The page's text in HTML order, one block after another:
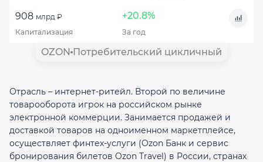
908 млрд ₽ +20.8%
Капитализация За год
OZON Потребительский цикличный
Отрасль – интернет-ритейл. Второй по величине
товарооборота игрок на российском рынке
электронной коммерции. Занимается продажей и
доставкой товаров на одноименном маркетплейсе,
осуществляет финтех-услуги (Ozon Банк и сервис
бронирования билетов Ozon Travel) в России, странах